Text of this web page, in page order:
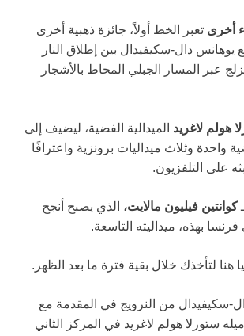
أخرى تعبر الخط أولاً، جائزة ذهبية أخرى
يوهانس دال-سكيفيدال بين إطلاق النار
عبر المسار الجبلي المحاط بالأشجار
هولم لاغريد الميدالية الفضية، ليضيف إلى
واحدة وثلاث ميداليات برونزية واعترافًا
على التلفزيون.
كوانتين فيليون مالايت، الذي يصبح أنجح
بهذه، ميداليته التاسعة.
هنا لتأخذك خلال بقية فترة ما بعد الظهر.
سكيفيدال من النرويج في المقدمة مع
زميله ستورلا هولم لاغريد في المركز الثاني